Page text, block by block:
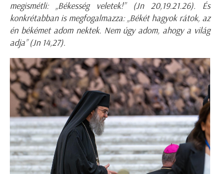
megismétli: „Békesség veletek!” (Jn 20,19.21.26). És
konkrétabban is megfogalmazza: „Békét hagyok rátok, az
én békémet adom nektek. Nem úgy adom, ahogy a világ
adja” (Jn 14,27).